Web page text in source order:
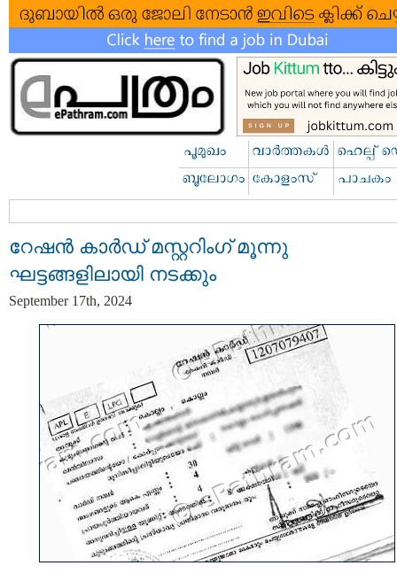
റേഷന്‍ കാര്‍ഡ് മസ്റ്ററിംഗ് മൂന്നു
ഘട്ടങ്ങളിലായി നടക്കും
September 17th, 2024